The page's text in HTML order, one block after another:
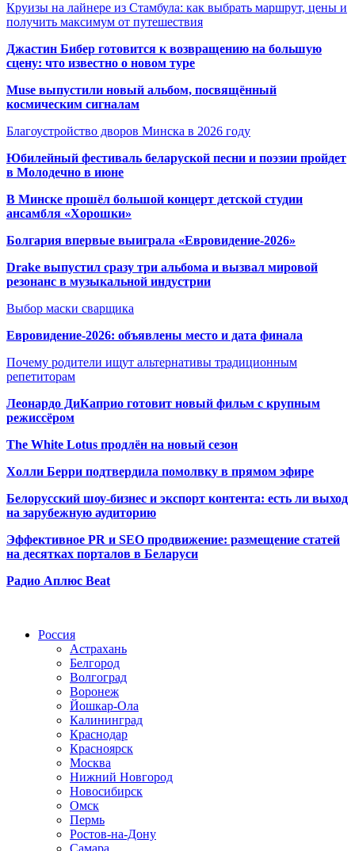
Круизы на лайнере из Стамбула: как выбрать маршрут, цены и
получить максимум от путешествия
Джастин Бибер готовится к возвращению на большую
сцену: что известно о новом туре
Muse выпустили новый альбом, посвящённый
космическим сигналам
Благоустройство дворов Минска в 2026 году
Юбилейный фестиваль беларуской песни и поэзии пройдет
в Молодечно в июне
В Минске прошёл большой концерт детской студии
ансамбля «Хорошки»
Болгария впервые выиграла «Евровидение-2026»
Drake выпустил сразу три альбома и вызвал мировой
резонанс в музыкальной индустрии
Выбор маски сварщика
Евровидение-2026: объявлены место и дата финала
Почему родители ищут альтернативы традиционным
репетиторам
Леонардо ДиКаприо готовит новый фильм с крупным
режиссёром
The White Lotus продлён на новый сезон
Холли Берри подтвердила помолвку в прямом эфире
Белорусский шоу-бизнес и экспорт контента: есть ли выход
на зарубежную аудиторию
Эффективное PR и SEO продвижение: размещение статей
на десятках порталов в Беларуси
Радио Аплюс Beat
Россия
Астрахань
Белгород
Волгоград
Воронеж
Йошкар-Ола
Калининград
Краснодар
Красноярск
Москва
Нижний Новгород
Новосибирск
Омск
Пермь
Ростов-на-Дону
Самара